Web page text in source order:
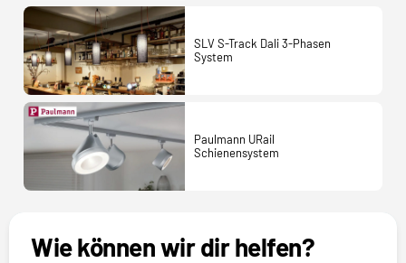
SLV S-Track Dali 3-Phasen
System
Paulmann URail
Schienensystem
Wie können wir dir helfen?